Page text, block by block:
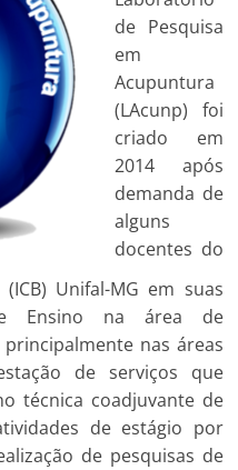
de Pesquisa
em
Acupuntura
(LAcunp) foi
criado em
2014 após
demanda de
alguns
docentes do
Unifal-MG em suas
Ensino na área de
nas áreas
de serviços que
técnica coadjuvante de
de estágio por
de pesquisas de